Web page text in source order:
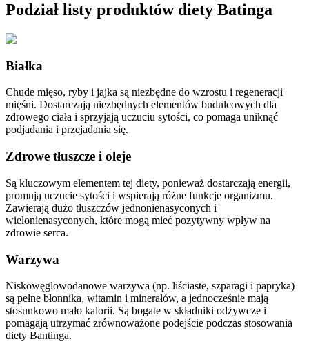
Podział listy produktów diety Batinga
Białka
Chude mięso, ryby i jajka są niezbędne do wzrostu i regeneracji
mięśni. Dostarczają niezbędnych elementów budulcowych dla
zdrowego ciała i sprzyjają uczuciu sytości, co pomaga uniknąć
podjadania i przejadania się.
Zdrowe tłuszcze i oleje
Są kluczowym elementem tej diety, ponieważ dostarczają energii,
promują uczucie sytości i wspierają różne funkcje organizmu.
Zawierają dużo tłuszczów jednonienasyconych i
wielonienasyconych, które mogą mieć pozytywny wpływ na
zdrowie serca.
Warzywa
Niskowęglowodanowe warzywa (np. liściaste, szparagi i papryka)
są pełne błonnika, witamin i minerałów, a jednocześnie mają
stosunkowo mało kalorii. Są bogate w składniki odżywcze i
pomagają utrzymać zrównoważone podejście podczas stosowania
diety Bantinga.